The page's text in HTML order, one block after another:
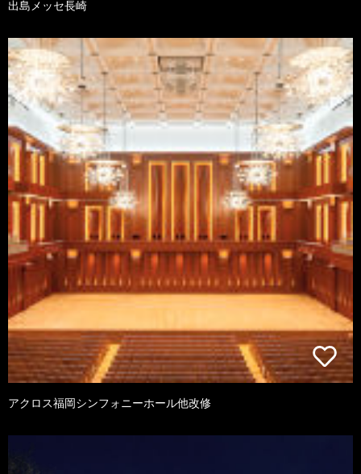
出島メッセ長崎
アクロス福岡シンフォニーホール他改修